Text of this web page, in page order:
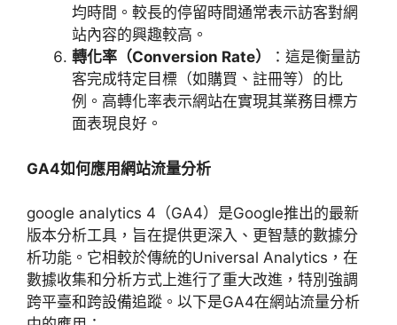
均時間。較長的停留時間通常表示訪客對網
站內容的興趣較高。
轉化率（Conversion Rate）
：這是衡量訪
客完成特定目標（如購買、註冊等）的比
例。高轉化率表示網站在實現其業務目標方
面表現良好。
GA4如何應用網站流量分析
google analytics 4 （GA4）是Google推出的最新
版本分析工具，旨在提供更深入、更智慧的數據分
析功能。它相較於傳統的Universal Analytics ，在
數據收集和分析方式上進行了重大改進，特別強調
跨平臺和跨設備追蹤。以下是GA4在網站流量分析